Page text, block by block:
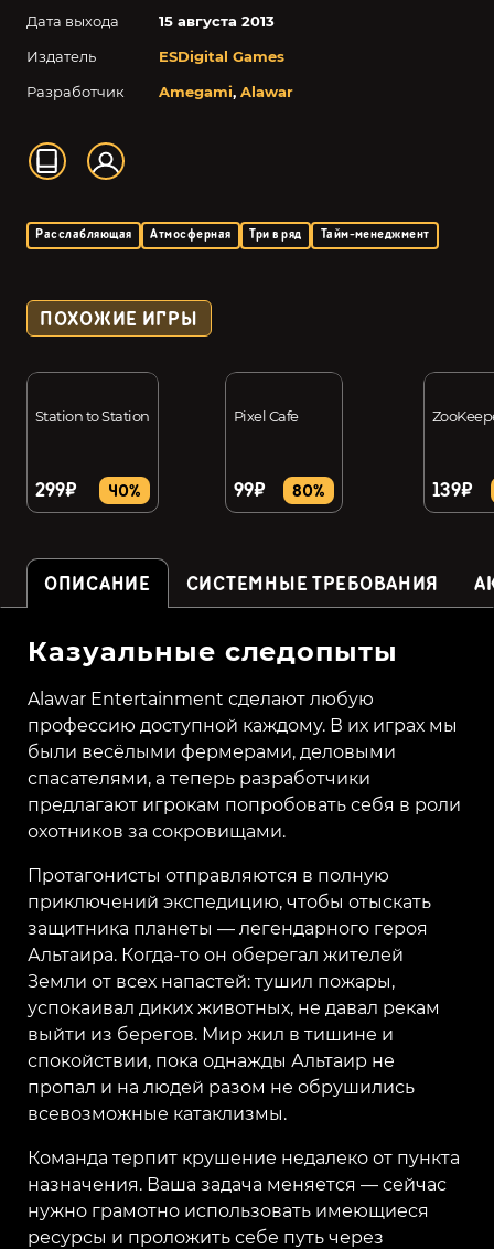
Дата выхода
15 августа 2013
Издатель
ESDigital Games
Разработчик
Amegami, Alawar
Расслабляющая Атмосферная Три в ряд Тайм-менеджмент
ПОХОЖИЕ ИГРЫ
Station to Station
299₽ 40%
Pixel Cafe
99₽ 80% 139₽
ОПИСАНИЕ СИСТЕМНЫЕ ТРЕБОВАНИЯ
Казуальные следопыты
Alawar Entertainment сделают любую
профессию доступной каждому. В их играх мы
были весёлыми фермерами, деловыми
спасателями, а теперь разработчики
предлагают игрокам попробовать себя в роли
охотников за сокровищами.
Протагонисты отправляются в полную
приключений экспедицию, чтобы отыскать
защитника планеты — легендарного героя
Альтаира. Когда-то он оберегал жителей
Земли от всех напастей: тушил пожары,
успокаивал диких животных, не давал рекам
выйти из берегов. Мир жил в тишине и
спокойствии, пока однажды Альтаир не
пропал и на людей разом не обрушились
всевозможные катаклизмы.
Команда терпит крушение недалеко от пункта
назначения. Ваша задача меняется — сейчас
нужно грамотно использовать имеющиеся
ресурсы и проложить себе путь через